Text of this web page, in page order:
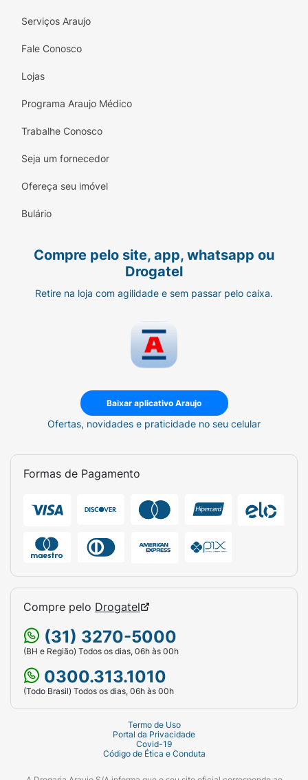
Serviços Araujo
Fale Conosco
Lojas
Programa Araujo Médico
Trabalhe Conosco
Seja um fornecedor
Ofereça seu imóvel
Bulário
Compre pelo site, app, whatsapp ou
Drogatel
Retire na loja com agilidade e sem passar pelo caixa.
Baixar aplicativo Araujo
Ofertas, novidades e praticidade no seu celular
Formas de Pagamento
Compre pelo Drogatel
(31) 3270-5000
(BH e Região) Todos os dias, 06h às 00h
0300.313.1010
(Todo Brasil) Todos os dias, 06h às 00h
Termo de Uso
Portal da Privacidade
Covid-19
Código de Ética e Conduta